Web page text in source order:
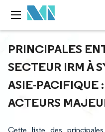
PRINCIPALES
SECTEUR IRM À
ASIE-PACIFIQUE
ACTEURS
Cette liste des